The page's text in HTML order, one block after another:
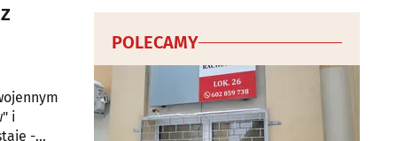
i
-
POLECAMY